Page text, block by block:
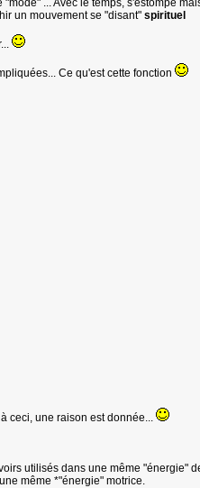
... Avec le temps, s'estompe
un mouvement se "disant" spirituel
Ce qu'est cette fonction
ceci, une raison est donnée...
utilisés dans une même "énergie"
même *"énergie" motrice.